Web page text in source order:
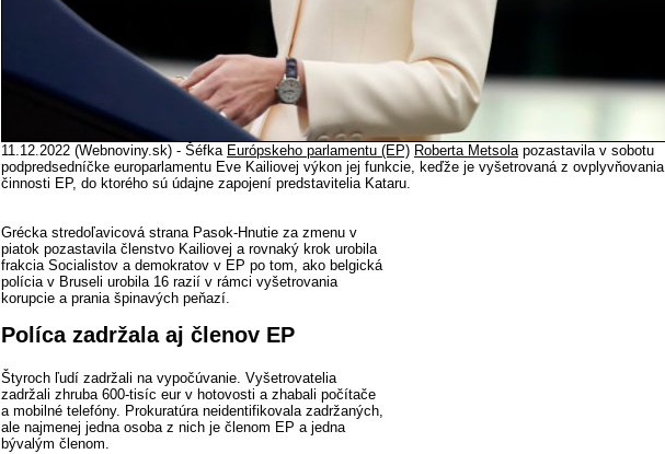
11.12.2022 (Webnoviny.sk) - Šéfka Európskeho parlamentu (EP) Roberta Metsolapozastavila v sobotu
podpredsedníčke europarlamentu Eve Kailiovej výkon jej funkcie, keďže je vyšetrovaná z ovplyvňovania
činnosti EP, do ktorého sú údajne zapojení predstavitelia Kataru.
Grécka stredoľavicová strana Pasok-Hnutie za zmenu v
piatok pozastavila členstvo Kailiovej a rovnaký krok urobila
frakcia Socialistov a demokratov v EP po tom, ako belgická
polícia v Bruseli urobila 16 razií v rámci vyšetrovania
korupcie a prania špinavých peňazí.
Políca zadržala aj členov EP
Štyroch ľudí zadržali na vypočúvanie. Vyšetrovatelia
zadržali zhruba 600-tisíc eur v hotovosti a zhabali počítače
a mobilné telefóny. Prokuratúra neidentifikovala zadržaných,
ale najmenej jedna osoba z nich je členom EP a jedna
bývalým členom.